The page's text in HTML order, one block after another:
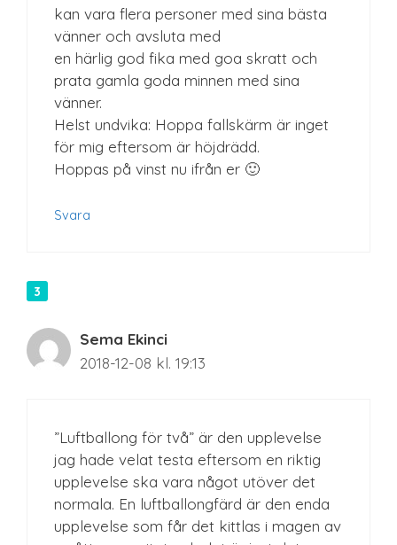
kan vara flera personer med sina bästa
vänner och avsluta med
en härlig god fika med goa skratt och
prata gamla goda minnen med sina
vänner.
Helst undvika: Hoppa fallskärm är inget
för mig eftersom är höjdrädd.
Hoppas på vinst nu ifrån er 🙂
Svara
Sema Ekinci
2018-12-08 kl. 19:13
”Luftballong för två” är den upplevelse
jag hade velat testa eftersom en riktig
upplevelse ska vara något utöver det
normala. En luftballongfärd är den enda
upplevelse som får det kittlas i magen av